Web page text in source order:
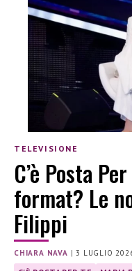
TELEVISIONE
C’è Posta
format? Le
Filippi
CHIARA NAVA |3 LUGLIO